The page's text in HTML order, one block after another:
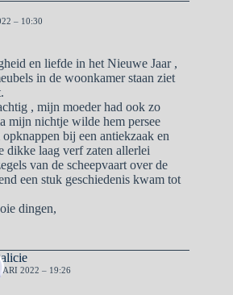
– 10:30
en liefde in het Nieuwe Jaar ,
in de woonkamer staan ziet
, mijn moeder had ook zo
mijn nichtje wilde hem persee
bij een antiekzaak en
dikke laag verf zaten allerlei
van de scheepvaart over de
een stuk geschiedenis kwam tot
dingen,
2022 – 19:26